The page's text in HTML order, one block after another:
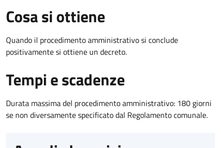
Cosa si ottiene
Quando il procedimento amministrativo si conclude
positivamente si ottiene un decreto.
Tempi e scadenze
Durata massima del procedimento amministrativo: 180 giorni
se non diversamente specificato dal Regolamento comunale.